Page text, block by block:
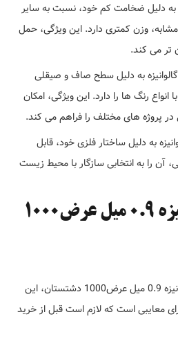
به دلیل ضخامت کم خود، نسبت به سایر
وزن کمتری دارد. این ویژگی، حمل
تر می کند.
به دلیل سطح صاف و صیقلی
انواع رنگ ها را دارد. این ویژگی، امکان
در پروژه های مختلف را فراهم می کند.
به دلیل ساختار فلزی خود، قابل
آن را به انتخابی سازگار با محیط زیست
معایب ورق گالوانیزه 0.9 میل عرض1000
با وجود مزایای فراوان ورق گالوانیزه 0.9 میل عرض1000 دشتستان، این
معایبی است که لازم است قبل از خرید